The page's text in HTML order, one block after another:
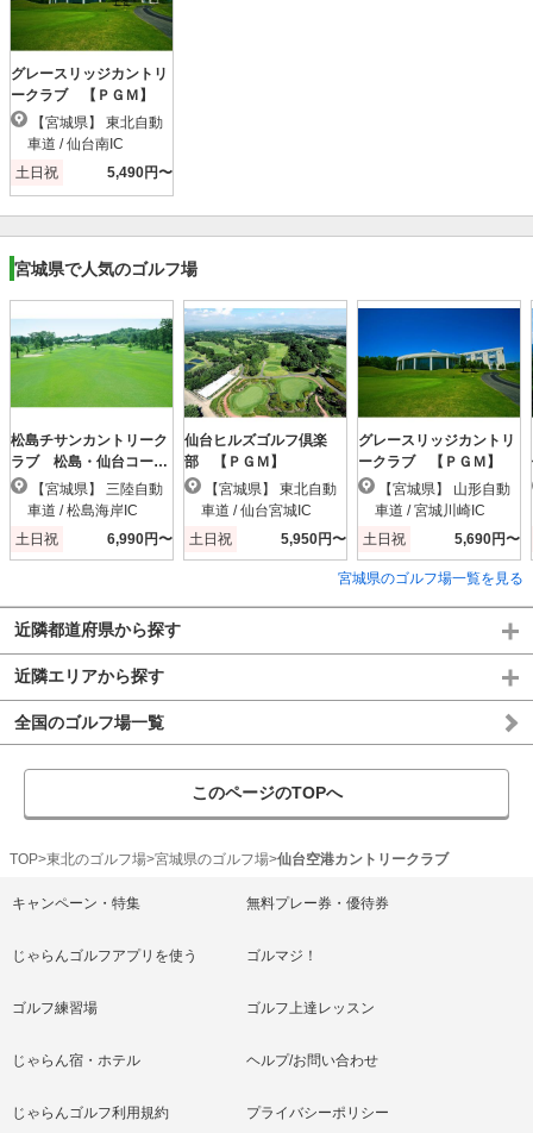
グレースリッジカントリ
ークラブ 【ＰＧＭ】
車道 / 仙台南IC
土日祝
5,490円〜
宮城県で人気のゴルフ場
松島チサンカントリーク
ラブ 松島・仙台コース
【ＰＧＭ】
車道 / 松島海岸IC
土日祝
6,990円〜
仙台ヒルズゴルフ倶楽
部 【ＰＧＭ】
車道 / 仙台宮城IC
土日祝
5,950円〜
グレースリッジカントリ
ークラブ 【ＰＧＭ】
車道 / 宮城川崎IC
土日祝
5,690円〜
宮城県のゴルフ場一覧を見る
近隣都道府県から探す
近隣エリアから探す
全国のゴルフ場一覧
このページのTOPへ
TOP 東北のゴルフ場 宮城県のゴルフ場 仙台空港カントリークラブ
キャンペーン・特集 無料プレー券・優待券
じゃらんゴルフアプリを使う ゴルマジ！
ゴルフ練習場 ゴルフ上達レッスン
じゃらん宿・ホテル ヘルプ/お問い合わせ
じゃらんゴルフ利用規約 プライバシーポリシー